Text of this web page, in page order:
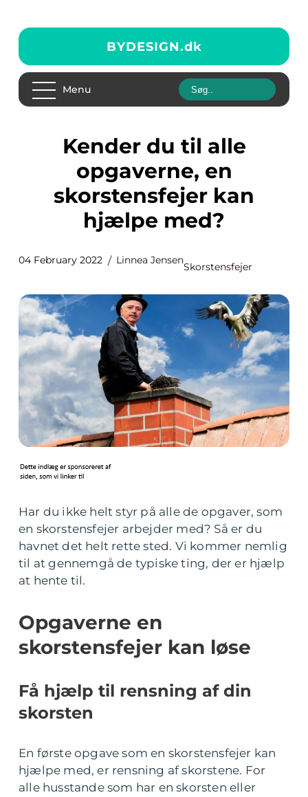
BYDESIGN.dk
Menu
Kender du til alle
opgaverne, en
skorstensfejer kan
hjælpe med?
04 February 2022 Linnea Jensen
Skorstensfejer
Har du ikke helt styr på alle de opgaver, som
en skorstensfejer arbejder med? Så er du
havnet det helt rette sted. Vi kommer nemlig
til at gennemgå de typiske ting, der er hjælp
at hente til.
Opgaverne en
skorstensfejer kan løse
Få hjælp til rensning af din
skorsten
En første opgave som en skorstensfejer kan
hjælpe med, er rensning af skorstene. For
alle husstande som har en skorsten eller